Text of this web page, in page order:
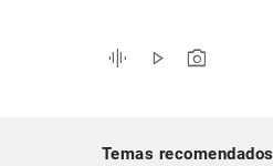
indicadores
económicos
graphic_eq play_arrow photo_camera
Temas recomendados